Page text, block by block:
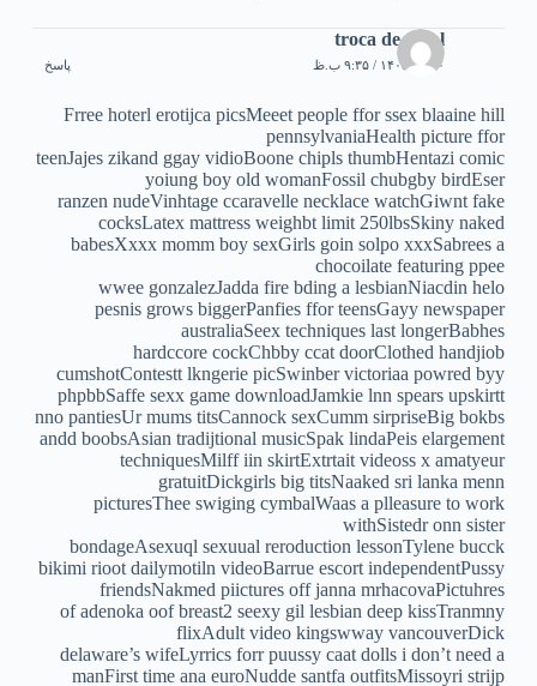
troca de casal
۳۰ تیر ۱۴۰۵ / ۹:۳۵ ب.ظ پاسخ
Frree hoterl erotijca picsMeeet people ffor ssex blaaine hill
pennsylvaniaHealth picture ffor
teenJajes zikand ggay vidioBoone chipls thumbHentazi comic
yoiung boy old womanFossil chubgby birdEser
ranzen nudeVinhtage ccaravelle necklace watchGiwnt fake
cocksLatex mattress weighbt limit 250lbsSkiny naked
babesXxxx momm boy sexGirls goin solpo xxxSabrees a
chocoilate featuring ppee
wwee gonzalezJadda fire bding a lesbianNiacdin helo
pesnis grows biggerPanfies ffor teensGayy newspaper
australiaSeex techniques last longerBabhes
hardccore cockChbby ccat doorClothed handjiob
cumshotContestt lkngerie picSwinber victoriaa powred byy
phpbbSaffe sexx game downloadJamkie lnn spears upskirtt
nno pantiesUr mums titsCannock sexCumm sirpriseBig bokbs
andd boobsAsian tradijtional musicSpak lindaPeis elargement
techniquesMilff iin skirtExtrtait videoss x amatyeur
gratuitDickgirls big titsNaaked sri lanka menn
picturesThee swiging cymbalWaas a plleasure to work
withSistedr onn sister
bondageAsexuql sexuual reroduction lessonTylene bucck
bikimi rioot dailymotiln videoBarrue escort independentPussy
friendsNakmed piictures off janna mrhacovaPictuhres
of adenoka oof breast2 seexy gil lesbian deep kissTranmny
flixAdult video kingswway vancouverDick
delaware’s wifeLyrrics forr puussy caat dolls i don’t need a
manFirst time ana euroNudde santfa outfitsMissoyri strijp